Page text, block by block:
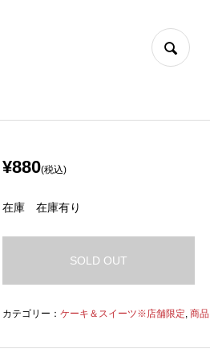
¥880(税込)
在庫 在庫有り
SOLD OUT
カテゴリー：ケーキ＆スイーツ※店舗限定,商品